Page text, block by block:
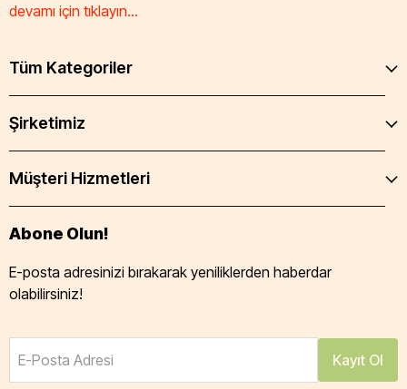
devamı için tıklayın...
Tüm Kategoriler
Şirketimiz
Müşteri Hizmetleri
Abone Olun!
E-posta adresinizi bırakarak yeniliklerden haberdar
olabilirsiniz!
E-Posta Adresi Kayıt Ol